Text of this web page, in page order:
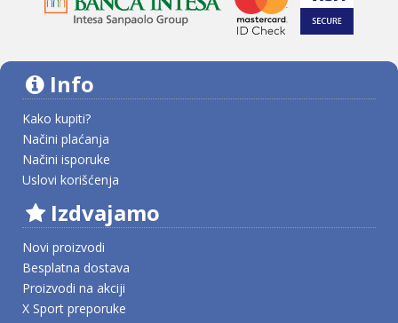
Info
Kako kupiti?
Načini plaćanja
Načini isporuke
Uslovi korišćenja
Izdvajamo
Novi proizvodi
Besplatna dostava
Proizvodi na akciji
X Sport preporuke